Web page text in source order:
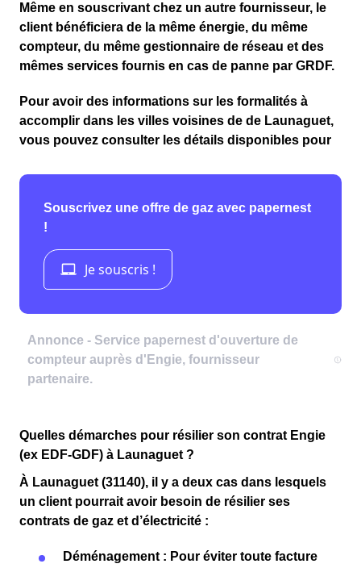
Même en souscrivant chez un autre fournisseur, le
client bénéficiera de la même énergie, du même
compteur, du même gestionnaire de réseau et des
mêmes services fournis en cas de panne par GRDF.
Pour avoir des informations sur les formalités à
accomplir dans les villes voisines de de Launaguet,
vous pouvez consulter les détails disponibles pour
Quelles démarches pour résilier son contrat Engie
(ex EDF-GDF) à Launaguet ?
À Launaguet (31140), il y a deux cas dans lesquels
un client pourrait avoir besoin de résilier ses
contrats de gaz et d’électricité :
Déménagement : Pour éviter toute facture